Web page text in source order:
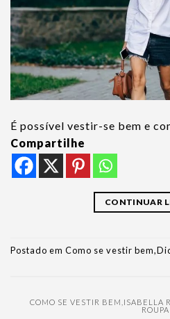
É possível vestir-se bem e
Compartilhe
CONTINUAR
Postado em Como se vestir bem,
COMO SE VESTIR BEM ISABELLA
ROUPA